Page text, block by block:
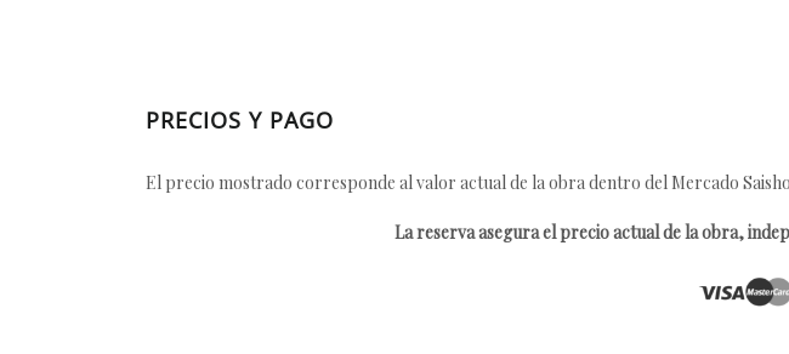
PRECIOS Y PAGO
El precio mostrado corresponde al valor actual de la obra dentro del Mercado
La reserva asegura el precio actual de la obra,